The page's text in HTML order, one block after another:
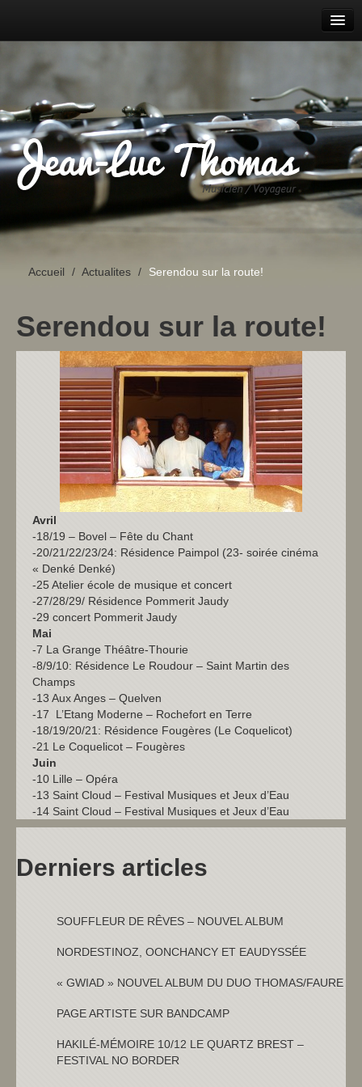
AGENDA
PROJETS
PARCOURS
DISCOGRAPHIE
Accueil / Actualites / Serendou sur la route!
Serendou sur la route!
Avril
-18/19 – Bovel – Fête du Chant
-20/21/22/23/24: Résidence Paimpol (23- soirée cinéma
« Denké Denké)
-25 Atelier école de musique et concert
-27/28/29/ Résidence Pommerit Jaudy
-29 concert Pommerit Jaudy
Mai
-7 La Grange Théâtre-Thourie
-8/9/10: Résidence Le Roudour – Saint Martin des
Champs
-13 Aux Anges – Quelven
-17 L’Etang Moderne – Rochefort en Terre
-18/19/20/21: Résidence Fougères (Le Coquelicot)
-21 Le Coquelicot – Fougères
Juin
-10 Lille – Opéra
-13 Saint Cloud – Festival Musiques et Jeux d’Eau
-14 Saint Cloud – Festival Musiques et Jeux d’Eau
Derniers articles
SOUFFLEUR DE RÊVES – NOUVEL ALBUM
NORDESTINOZ, OONCHANCY ET EAUDYSSÉE
« GWIAD » NOUVEL ALBUM DU DUO THOMAS/FAURE
PAGE ARTISTE SUR BANDCAMP
HAKILÉ-MÉMOIRE 10/12 LE QUARTZ BREST –
FESTIVAL NO BORDER